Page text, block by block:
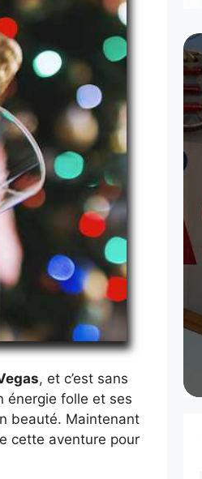
, et c’est sans
énergie folle et ses
beauté. Maintenant
cette aventure pour